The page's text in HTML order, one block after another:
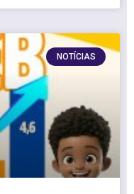
NOTÍCIAS